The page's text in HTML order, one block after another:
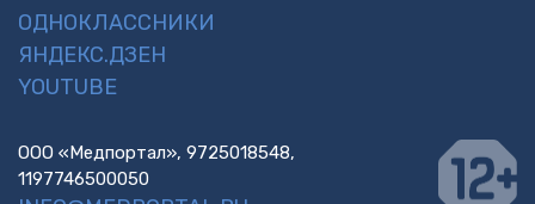
ОДНОКЛАССНИКИ
ЯНДЕКС.ДЗЕН
YOUTUBE
ООО «Медпортал», 9725018548,
1197746500050